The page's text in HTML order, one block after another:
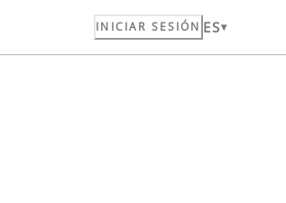
INICIAR SESIÓN ES